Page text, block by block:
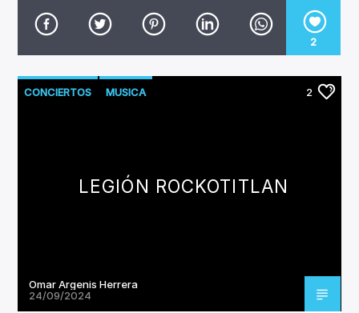
CANCIÓN ACTUAL
2
CONCIERTOS MUSICA 2
LEGIÓN ROCKOTITLAN
Omar Argenis Herrera
24/09/2024